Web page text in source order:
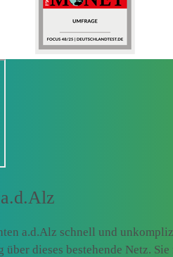
a.d.Alz schnell und
dieses bestehende Netz.